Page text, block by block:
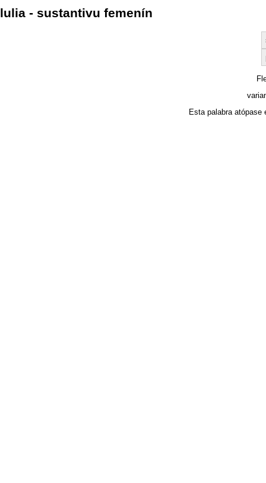
lulia - sustantivu femenín
Esta palabra atópase